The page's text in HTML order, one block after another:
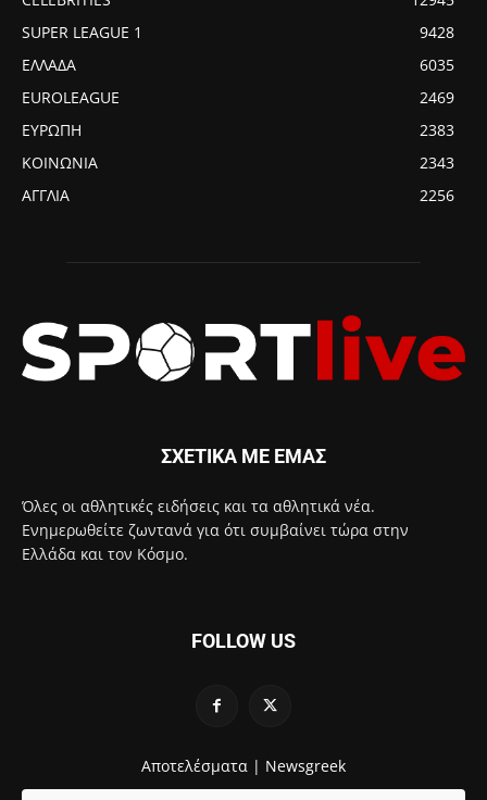
SUPER LEAGUE 1
9428
ΕΛΛΑΔΑ
6035
EUROLEAGUE
2469
ΕΥΡΩΠΗ
2383
ΚΟΙΝΩΝΙΑ
2343
ΑΓΓΛΙΑ
2256
ΣΧΕΤΙΚΑ ΜΕ ΕΜΑΣ
Όλες οι αθλητικές ειδήσεις και τα αθλητικά νέα.
Ενημερωθείτε ζωντανά για ότι συμβαίνει τώρα στην
Ελλάδα και τον Κόσμο.
FOLLOW US
Αποτελέσματα | Newsgreek